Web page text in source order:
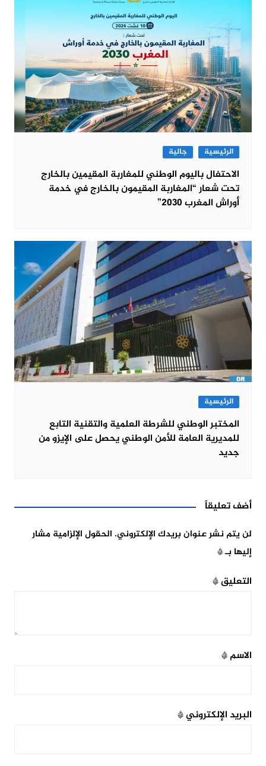
الرئيسية جالية
الاحتفال باليوم الوطني للمغاربة المقيمين بالخارج
تحت شعار “المغاربة المقيمون بالخارج في خدمة
أوراش المغرب 2030”
الرئيسية
المختبر الوطني للشرطة العلمية والتقنية التابع
للمديرية العامة للأمن الوطني يحصل على الإيزو من
جديد
أضف تعليقاً
لن يتم نشر عنوان بريدك الإلكتروني. الحقول الإلزامية مشار
إليها بـ*
التعليق*
الاسم*
البريد الإلكتروني*